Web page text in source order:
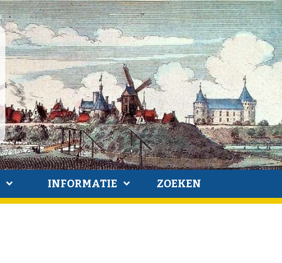
INFORMATIE ZOEKEN